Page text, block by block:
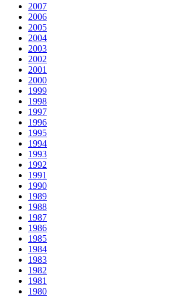
2007
2006
2005
2004
2003
2002
2001
2000
1999
1998
1997
1996
1995
1994
1993
1992
1991
1990
1989
1988
1987
1986
1985
1984
1983
1982
1981
1980